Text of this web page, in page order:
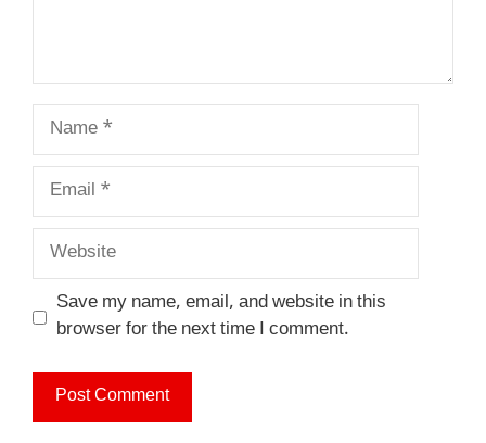
Name
Email
Website
Save my name, email, and website in this
browser for the next time I comment.